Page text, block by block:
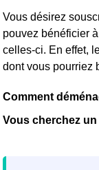
Vous désirez
pouvez bénéficier
celles-ci. En effet,
dont vous pourriez
Comment
Vous cherchez